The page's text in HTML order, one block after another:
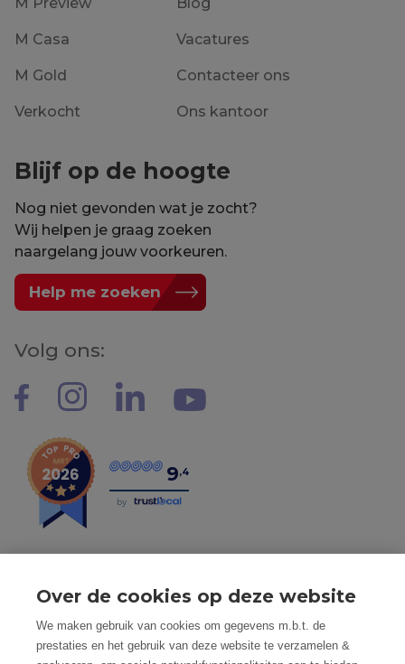
M Preview
M Casa
M Gold
Verkocht
Blog
Vacatures
Contacteer ons
Ons kantoor
Blijf op de hoogte
Nog niet gevonden wat je zocht?
Wij helpen je graag zoeken
naargelang jouw voorkeuren.
Help me zoeken
Volg ons:
9,4
by
Mindset Real Estate bv - BTW: BE0634994563 -
Nacecode 68.100 - Maatschap. Zetel: Heuleplaats 16, 8501
Over de cookies op deze website
We maken gebruik van cookies om gegevens m.b.t. de
prestaties en het gebruik van deze website te verzamelen &